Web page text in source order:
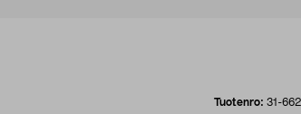
Tuotenro: 31-